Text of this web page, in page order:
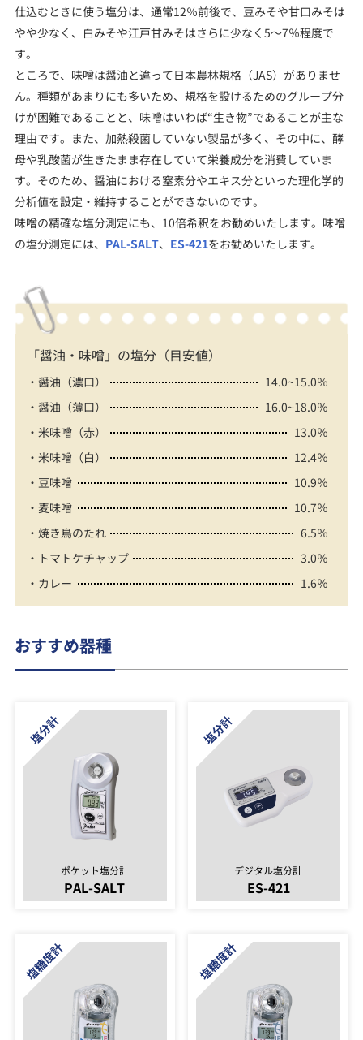
仕込むときに使う塩分は、通常12％前後で、豆みそや甘口みそは
やや少なく、白みそや江戸甘みそはさらに少なく5～7％程度で
す。
ところで、味噌は醤油と違って日本農林規格（JAS）がありませ
ん。種類があまりにも多いため、規格を設けるためのグループ分
けが困難であることと、味噌はいわば“生き物”であることが主な
理由です。また、加熱殺菌していない製品が多く、その中に、酵
母や乳酸菌が生きたまま存在していて栄養成分を消費していま
す。そのため、醤油における窒素分やエキス分といった理化学的
分析値を設定・維持することができないのです。
味噌の精確な塩分測定にも、10倍希釈をお勧めいたします。味噌
の塩分測定には、 PAL-SALT、 ES-421をお勧めいたします。
「醤油・味噌」の塩分（目安値）
・醤油（濃口）
14.0~15.0％
・醤油（薄口）
16.0~18.0％
・米味噌（赤）
13.0％
・米味噌（白）
12.4％
・豆味噌
10.9％
・麦味噌
10.7％
・焼き鳥のたれ
6.5％
・トマトケチャップ
3.0％
・カレー
1.6％
おすすめ器種
ポケット塩分計
PAL-SALT
デジタル塩分計
ES-421